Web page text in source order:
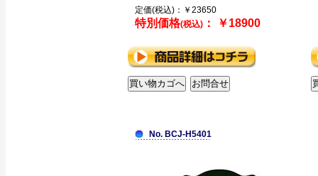
定価(税込)：￥23650
特別価格(税込)： ￥18900
No. BCJ-H5401